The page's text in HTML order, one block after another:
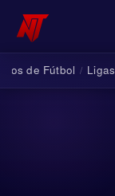
de Fútbol / Ligas